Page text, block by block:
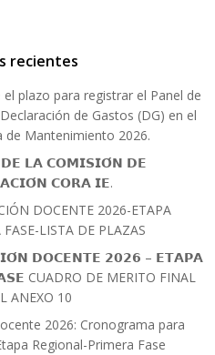
recientes
plazo para registrar el Panel de
de Gastos (DG) en el
de Mantenimiento 2026.
𝗟𝗔 𝗖𝗢𝗠𝗜𝗦𝗜𝗢́𝗡 𝗗𝗘
𝗖𝗢𝗥𝗔 𝗜𝗘.
DOCENTE 2026-ETAPA
LISTA DE PLAZAS
𝗗𝗢𝗖𝗘𝗡𝗧𝗘 𝟮𝟬𝟮𝟲 – 𝗘𝗧𝗔𝗣𝗔
DE MERITO FINAL
ANEXO 10
2026: Cronograma para
Regional-Primera Fase